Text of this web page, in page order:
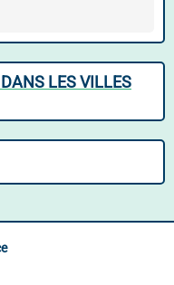
LES VILLES